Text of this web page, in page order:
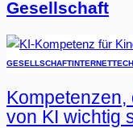
Gesellschaft
GESELLSCHAFTINTERNET
Kompetenzen,
von KI wichtig